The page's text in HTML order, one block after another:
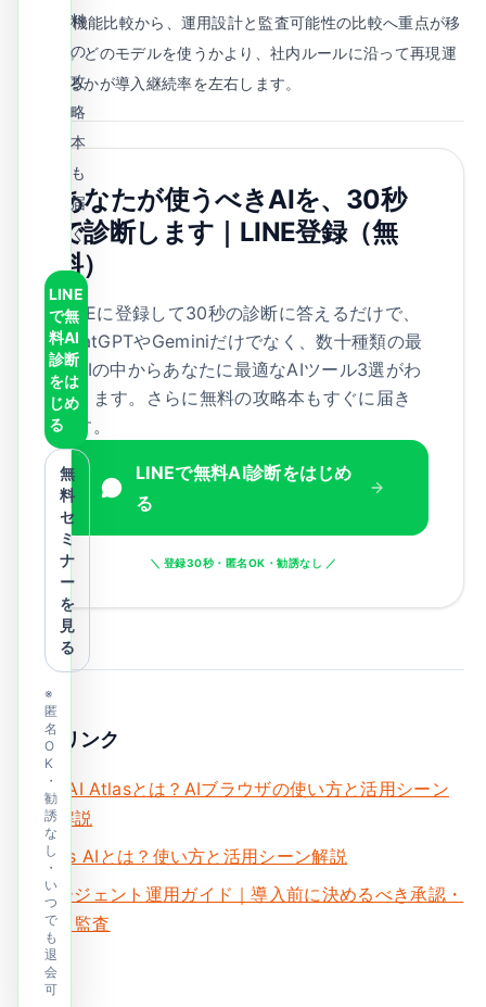
単体機能比較から、運用設計と監査可能性の比較へ重点が移
ります。どのモデルを使うかより、社内ルールに沿って再現運
用できるかが導入継続率を左右します。
あなたが使うべきAIを、30秒
で診断します｜LINE登録（無
料）
LINEに登録して30秒の診断に答えるだけで、
ChatGPTやGeminiだけでなく、数十種類の最
新AIの中からあなたに最適なAIツール3選がわ
かります。さらに無料の攻略本もすぐに届き
ます。
LINEで無料AI診断をはじめ
る
＼ 登録30秒・匿名OK・勧誘なし ／
関連リンク
OpenAI Atlasとは？AIブラウザの使い方と活用シーン
完全解説
Manus AIとは？使い方と活用シーン解説
AIエージェント運用ガイド｜導入前に決めるべき承認・
権限・監査
料
の
攻
略
本
も
届
く
LINE
で無
料AI
診断
をは
じめ
る
無
料
セ
ミ
ナ
ー
を
見
る
※
匿
名
O
K
・
勧
誘
な
し
・
い
つ
で
も
退
会
可